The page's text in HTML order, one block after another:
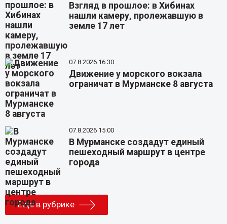
Взгляд в прошлое: в Хибинах
нашли камеру, пролежавшую в
земле 17 лет
07.8.2026 16:30
Движение у морского вокзала
ограничат в Мурманске 8 августа
07.8.2026 15:00
В Мурманске создадут единый
пешеходный маршрут в центре
города
Еще в рубрике